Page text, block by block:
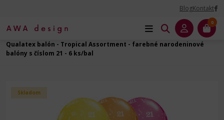
BlogKontakt
0
Balóny na Párty
Qualatex balón - Tropical Assortment - farebné narodeninové
balóny s číslom 21 - 6 ks/bal
Skladom